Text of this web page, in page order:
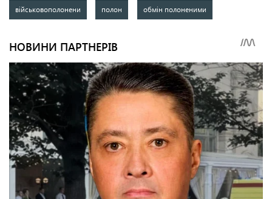
військовополонени полон обмін полоненими